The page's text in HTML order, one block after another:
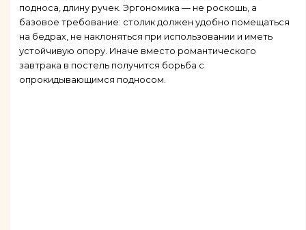
подноса, длину ручек. Эргономика — не роскошь, а
базовое требование: столик должен удобно помещаться
на бедрах, не наклоняться при использовании и иметь
устойчивую опору. Иначе вместо романтического
завтрака в постель получится борьба с
опрокидывающимся подносом.